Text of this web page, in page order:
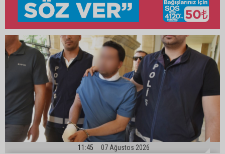
11:45 07 Ağustos 2026